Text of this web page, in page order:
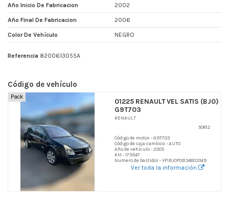
Año Inicio De Fabricacion 2002
Año Final De Fabricacion 2006
Color De Vehículo NEGRO
Referencia 8200613055A
Código de vehículo
Pack
01225 RENAULT VEL SATIS (BJ0)
G9T703
RENAULT
50812
Código de motor - G9T703
Código de caja cambios - AUTO
Año de vehículo - 2005
KM - 179547
Numero de bastidor - VF1BJ0F0B34803349
Ver toda la información